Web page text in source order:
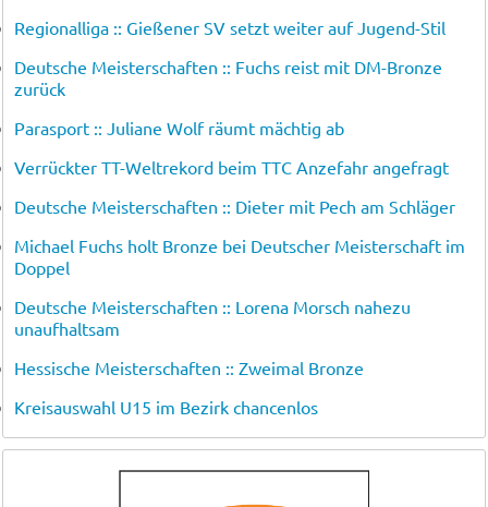
Regionalliga :: Gießener SV setzt weiter auf Jugend-Stil
Deutsche Meisterschaften :: Fuchs reist mit DM-Bronze
zurück
Parasport :: Juliane Wolf räumt mächtig ab
Verrückter TT-Weltrekord beim TTC Anzefahr angefragt
Deutsche Meisterschaften :: Dieter mit Pech am Schläger
Michael Fuchs holt Bronze bei Deutscher Meisterschaft im
Doppel
Deutsche Meisterschaften :: Lorena Morsch nahezu
unaufhaltsam
Hessische Meisterschaften :: Zweimal Bronze
Kreisauswahl U15 im Bezirk chancenlos